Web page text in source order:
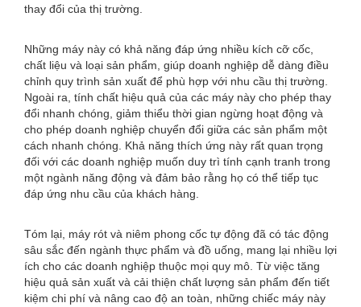
thay đổi của thị trường.
Những máy này có khả năng đáp ứng nhiều kích cỡ cốc,
chất liệu và loại sản phẩm, giúp doanh nghiệp dễ dàng điều
chỉnh quy trình sản xuất để phù hợp với nhu cầu thị trường.
Ngoài ra, tính chất hiệu quả của các máy này cho phép thay
đổi nhanh chóng, giảm thiểu thời gian ngừng hoạt động và
cho phép doanh nghiệp chuyển đổi giữa các sản phẩm một
cách nhanh chóng. Khả năng thích ứng này rất quan trọng
đối với các doanh nghiệp muốn duy trì tính cạnh tranh trong
một ngành năng động và đảm bảo rằng họ có thể tiếp tục
đáp ứng nhu cầu của khách hàng.
Tóm lại, máy rót và niêm phong cốc tự động đã có tác động
sâu sắc đến ngành thực phẩm và đồ uống, mang lại nhiều lợi
ích cho các doanh nghiệp thuộc mọi quy mô. Từ việc tăng
hiệu quả sản xuất và cải thiện chất lượng sản phẩm đến tiết
kiệm chi phí và nâng cao độ an toàn, những chiếc máy này